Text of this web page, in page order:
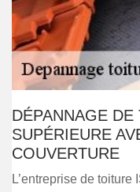
DÉPANNAGE
SUPÉRIEURE
COUVERTURE
L’entreprise de